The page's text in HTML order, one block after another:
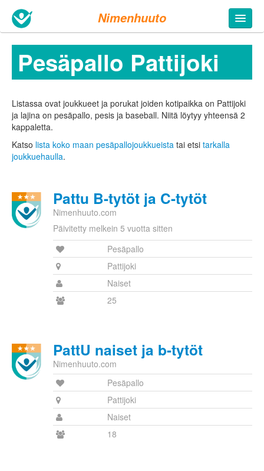
Nimenhuuto
Pesäpallo Pattijoki
Listassa ovat joukkueet ja porukat joiden kotipaikka on Pattijoki
ja lajina on pesäpallo, pesis ja baseball. Niitä löytyy yhteensä 2
kappaletta.
Katso lista koko maan pesäpallojoukkueista tai etsi tarkalla
joukkuehaulla.
Pattu B-tytöt ja C-tytöt
Nimenhuuto.com
Päivitetty melkein 5 vuotta sitten
Pesäpallo
Pattijoki
Naiset
25
PattU naiset ja b-tytöt
Nimenhuuto.com
Pesäpallo
Pattijoki
Naiset
18